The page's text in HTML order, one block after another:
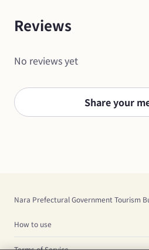
Reviews
No reviews yet
Share your
Nara Prefectural Government Tourism
How to use